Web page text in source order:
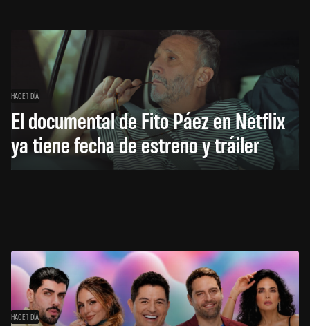
HACE 1 DÍA
El documental de Fito Páez en Netflix
ya tiene fecha de estreno y tráiler
HACE 1 DÍA